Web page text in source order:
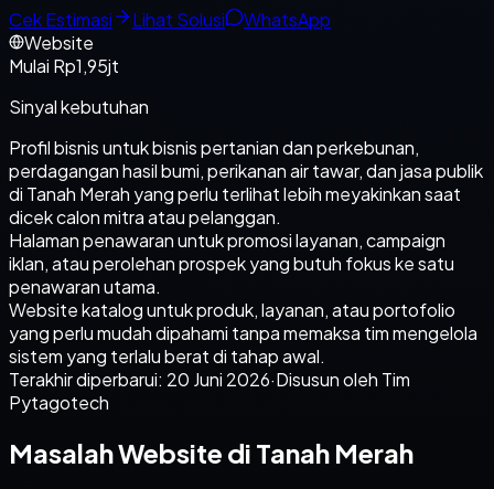
Cek Estimasi
Lihat Solusi
WhatsApp
Website
Mulai Rp1,95jt
Sinyal kebutuhan
Profil bisnis untuk bisnis pertanian dan perkebunan,
perdagangan hasil bumi, perikanan air tawar, dan jasa publik
di Tanah Merah yang perlu terlihat lebih meyakinkan saat
dicek calon mitra atau pelanggan.
Halaman penawaran untuk promosi layanan, campaign
iklan, atau perolehan prospek yang butuh fokus ke satu
penawaran utama.
Website katalog untuk produk, layanan, atau portofolio
yang perlu mudah dipahami tanpa memaksa tim mengelola
sistem yang terlalu berat di tahap awal.
Terakhir diperbarui: 20 Juni 2026·Disusun oleh Tim
Pytagotech
Masalah Website di Tanah Merah